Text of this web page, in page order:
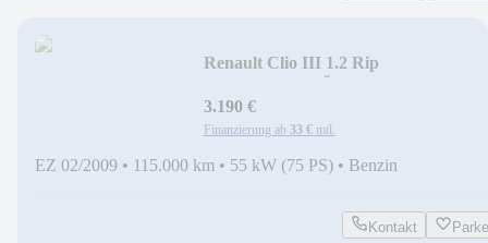
Renault Clio III 1.2 Rip
3.190 €
Finanzierung ab 33 € mtl.
EZ 02/2009 • 115.000 km • 55 kW (75 PS) • Benzin
Kontakt